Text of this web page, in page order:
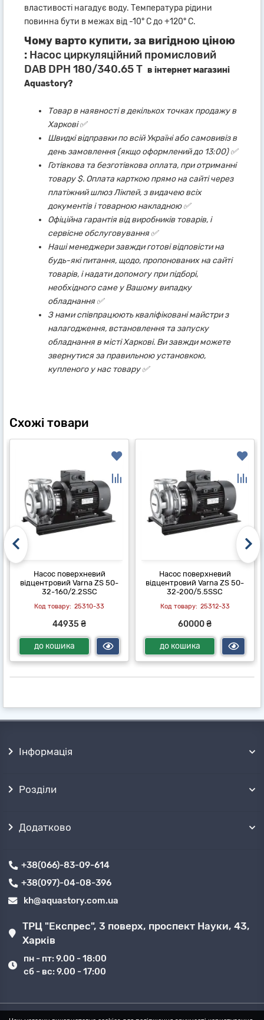
властивості нагадує воду. Температура рідини
повинна бути в межах від -10° С до +120° С.
Чому варто купити, за вигідною ціною
: Насос циркуляційний промисловий
DAB DPH 180/340.65 T в інтернет магазині
Aquastory?
Товар в наявності в декількох точках продажу в
Харкові ✅
Швидкі відправки по всій Україні або самовивіз в
день замовлення (якщо оформлений до 13:00) ✅
Готівкова та безготівкова оплата, при отриманні
товару $. Оплата карткою прямо на сайті через
платіжний шлюз Лікпей, з видачею всіх
документів і товарною накладною ✅
Офіційна гарантія від виробників товарів, і
сервісне обслуговування ✅
Наші менеджери завжди готові відповісти на
будь-які питання, щодо, пропонованих на сайті
товарів, і надати допомогу при підборі,
необхідного саме у Вашому випадку
обладнання ✅
З нами співпрацюють кваліфіковані майстри з
налагодження, встановлення та запуску
обладнання в місті Харкові. Ви завжди можете
звернутися за правильною установкою,
купленого у нас товару ✅
Схожі товари
Насос поверхневий
відцентровий Varna ZS 50-
32-160/2.2SSC
25310-33
44935 ₴
до кошика
Насос поверхневий
відцентровий Varna ZS 50-
32-200/5.5SSC
25312-33
60000 ₴
до кошика
Інформація
Розділи
Додатково
+38(066)-83-09-614
+38(097)-04-08-396
kh@aquastory.com.ua
ТРЦ "Експрес", 3 поверх, проспект Науки, 43,
Харків
пн - пт: 9.00 - 18:00
сб - вс: 9.00 - 17:00